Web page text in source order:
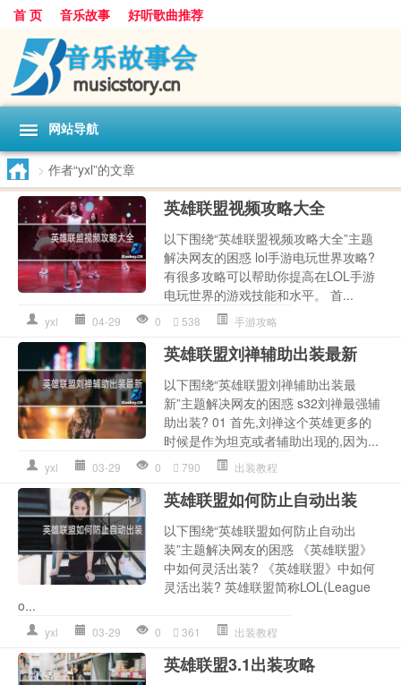
首 页 音乐故事 好听歌曲推荐
网站导航
> 作者“yxl”的文章
英雄联盟视频攻略大全
以下围绕“英雄联盟视频攻略大全”主题
解决网友的困惑 lol手游电玩世界攻略?
有很多攻略可以帮助你提高在LOL手游
电玩世界的游戏技能和水平。 首...
yxl 04-29 0 538 手游攻略
英雄联盟刘禅辅助出装最新
以下围绕“英雄联盟刘禅辅助出装最
新”主题解决网友的困惑 s32刘禅最强辅
助出装? 01 首先,刘禅这个英雄更多的
时候是作为坦克或者辅助出现的,因为...
yxl 03-29 0 790 出装教程
英雄联盟如何防止自动出装
以下围绕“英雄联盟如何防止自动出
装”主题解决网友的困惑 《英雄联盟》
中如何灵活出装? 《英雄联盟》中如何
灵活出装? 英雄联盟简称LOL(League
o...
yxl 03-29 0 361 出装教程
英雄联盟3.1出装攻略